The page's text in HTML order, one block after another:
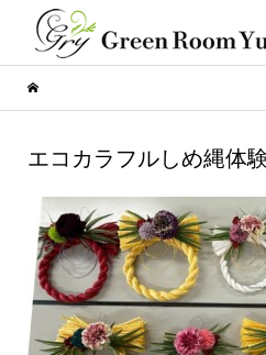
エコカラフルしめ縄体